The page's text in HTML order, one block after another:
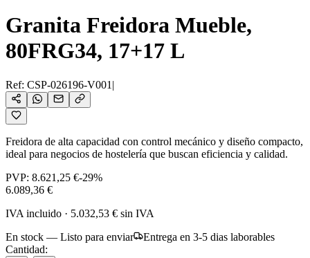
Granita Freidora Mueble,
80FRG34, 17+17 L
Ref: CSP-026196-V001 |
Freidora de alta capacidad con control mecánico y diseño compacto,
ideal para negocios de hostelería que buscan eficiencia y calidad.
PVP: 8.621,25 €-29%
6.089,36 €
IVA incluido · 5.032,53 € sin IVA
En stock — Listo para enviar
Entrega en 3-5 dias laborables
Cantidad: